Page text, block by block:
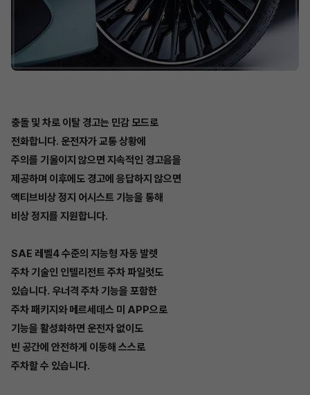
충돌 및 차로 이탈 경고는 민감 모드로
전화합니다. 운전자가 교통 상황에
주의를 기울이지 않으면 지속적인 경고음을
제공하며 이후에도 경고에 응답하지 않으면
액티브비상 정지 어시스트 기능을 통해
비상 정지를 지원합니다.
SAE 레벨4 수준의 지능형 자동 발렛
주차 기술인 인텔리전트 주차 파일럿도
있습니다. 우너격 주차 기능을 포함한
주차 패키지와 메르세데스 미 APP으로
기능을 활성화하면 운전자 없이도
빈 공간에 안전하게 이동해 스스로
주차할 수 있습니다.